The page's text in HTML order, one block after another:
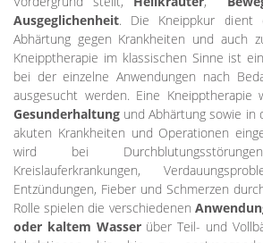
Ausgeglichenheit. Die Kneippkur dient
Abhärtung gegen Krankheiten und auch
Kneipptherapie im klassischen Sinne ist
bei der einzelne Anwendungen nach
ausgesucht werden. Eine Kneipptherapie
Gesunderhaltung und Abhärtung sowie in
akuten Krankheiten und Operationen
wird bei
Kreislauferkrankungen,
Entzündungen, Fieber und Schmerzen
Rolle spielen die verschiedenen
oder kaltem Wasserüber Teil- und